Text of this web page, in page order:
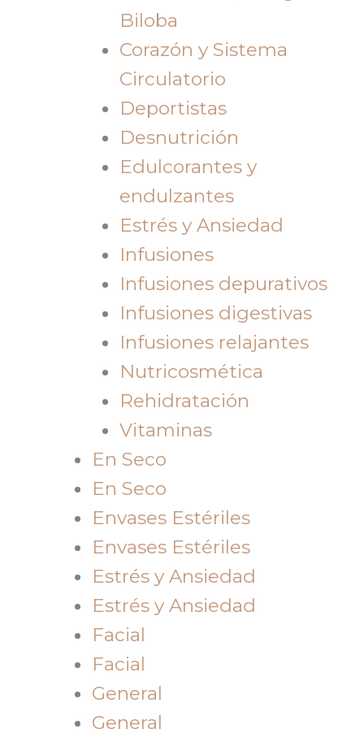
Biloba
Corazón y Sistema
Circulatorio
Deportistas
Desnutrición
Edulcorantes y
endulzantes
Estrés y Ansiedad
Infusiones
Infusiones depurativos
Infusiones digestivas
Infusiones relajantes
Nutricosmética
Rehidratación
Vitaminas
En Seco
En Seco
Envases Estériles
Envases Estériles
Estrés y Ansiedad
Estrés y Ansiedad
Facial
Facial
General
General